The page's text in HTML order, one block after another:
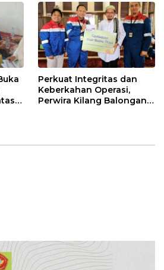
Perkuat Integritas dan
Keberkahan Operasi,
Perwira Kilang Balongan